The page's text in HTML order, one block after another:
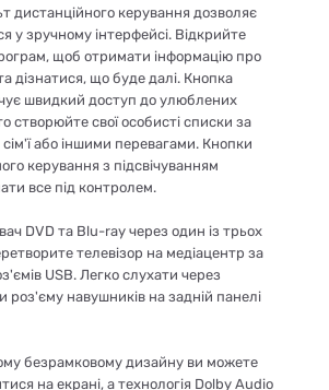
дистанційного керування дозволяє
у зручному інтерфейсі. Відкрийте
щоб отримати інформацію про
дізнатися, що буде далі. Кнопка
швидкий доступ до улюблених
створюйте свої особисті списки за
або іншими перевагами. Кнопки
керування з підсвічуванням
все під контролем.
DVD та Blu-ray через один із трьох
телевізор на медіацентр за
USB. Легко слухати через
роз'єму навушників на задній панелі
безрамковому дизайну ви можете
на екрані, а технологія Dolby Audio